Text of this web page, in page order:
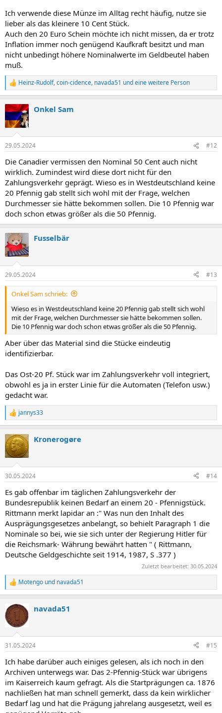
Ich verwende diese Münze im Alltag recht häufig, nutze sie
lieber als das kleinere 10 Cent Stück.
Auch den 20 Euro Schein möchte ich nicht missen, da er trotz
Inflation immer noch genügend Kaufkraft besitzt und man
nicht unbedingt höhere Nominalwerte im Geldbeutel haben
muß.
R
e
k
t
i
e
:
Heinz-Rudolf,coin-cidence, navada51 und eine weitere Person
Onkel Sam
29.05.2024 #12
Die Canadier vermissen den Nominal 50 Cent auch nicht
wirklich. Zumindest wird diese dort nicht für den
Zahlungsverkehr geprägt. Wieso es in Westdeutschland keine
20 Pfennig gab stellt sich wohl mit der Frage, welchen
Durchmesser sie hätte bekommen sollen. Die 10 Pfennig war
doch schon etwas größer als die 50 Pfennig.
Fusselbär
29.05.2024 #13
Onkel Sam schrieb:
Wieso es in Westdeutschland keine 20 Pfennig gab stellt sich wohl
mit der Frage, welchen Durchmesser sie hätte bekommen sollen.
Die 10 Pfennig war doch schon etwas größer als die 50 Pfennig.
Aber über das Material sind die Stücke eindeutig
identifizierbar.
Das Ost-20 Pf. Stück war im Zahlungsverkehr voll integriert,
obwohl es ja in erster Linie für die Automaten (Telefon usw.)
gedacht war.
R
e
k
t
i
e
:
jannys33
Kronerogøre
30.05.2024 #14
Es gab offenbar im täglichen Zahlungsverkehr der
Bundesrepublik keinen Bedarf an einem 20 - Pfennigstück.
Rittmann merkt lapidar an :" Was nun den Inhalt des
Ausprägungsgesetzes anbelangt, so behielt Paragraph 1 die
Nominale so bei, wie sie sich unter der Regierung Hitler für
die Reichsmark- Währung bewährt hatten " ( Rittmann,
Deutsche Geldgeschichte seit 1914, 1987, S .377 )
Zuletzt bearbeitet: 30.05.2024
R
e
k
t
i
e
:
Motengo und navada51
navada51
31.05.2024 #15
Ich habe darüber auch einiges gelesen, als ich noch in den
Archiven unterwegs war. Das 2-Pfennig-Stück war übrigens
im Kaiserreich kaum gefragt. Als die Startprägungen ca. 1876
nachließen hat man schnell gemerkt, dass da kein wirklicher
Bedarf lag und hat die Prägung jahrelang ausgesetzt, weil es